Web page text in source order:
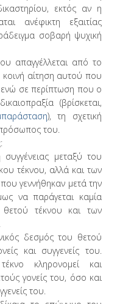
εκτός αν η
ανέφικτη εξαιτίας
σοβαρή ψυχική
απαγγέλλεται από το
αίτηση αυτού που
ενώ σε περίπτωση που ο
(βρίσκεται,
), τη σχετική
του.
:
συγγένειας μεταξύ του
τέκνου, αλλά και των
γεννήθηκαν μετά την
να παράγεται καμία
τέκνου και των
δεσμός του θετού
και συγγενείς του.
κληρονομεί και
γονείς του, όσο και
του.